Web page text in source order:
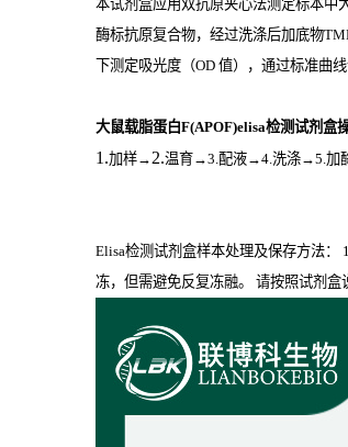
本试剂盒应用双抗原夹心法测定标本中
酶标抗原复合物，经过洗涤后加底物
下测定吸光度（OD 值），通过标准曲
大鼠载脂蛋白F(APOF)elisa检测试剂盒
1.加样→ 2.温育→3.配液→4.洗涤→5.加
Elisa检测试剂盒样本处理及保存方法：
冻，但需避免反复冻融。 请按照试剂盒